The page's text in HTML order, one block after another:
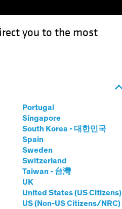
you to the most
Portugal
Singapore
South Korea - 대한민국
Spain
Sweden
Switzerland
Taiwan - 台灣
UK
United States (US Citizens)
US (Non-US Citizens/NRC)